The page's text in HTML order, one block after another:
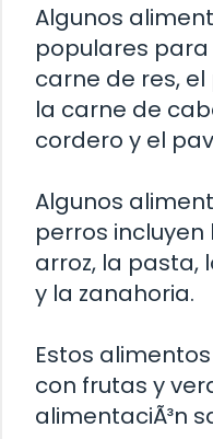
Algunos
populares para
carne de res,
la carne de
cordero y el
Algunos
perros
arroz, la pasta,
y la zanahoria.
Estos
con frutas y
alimentaciÃ³n